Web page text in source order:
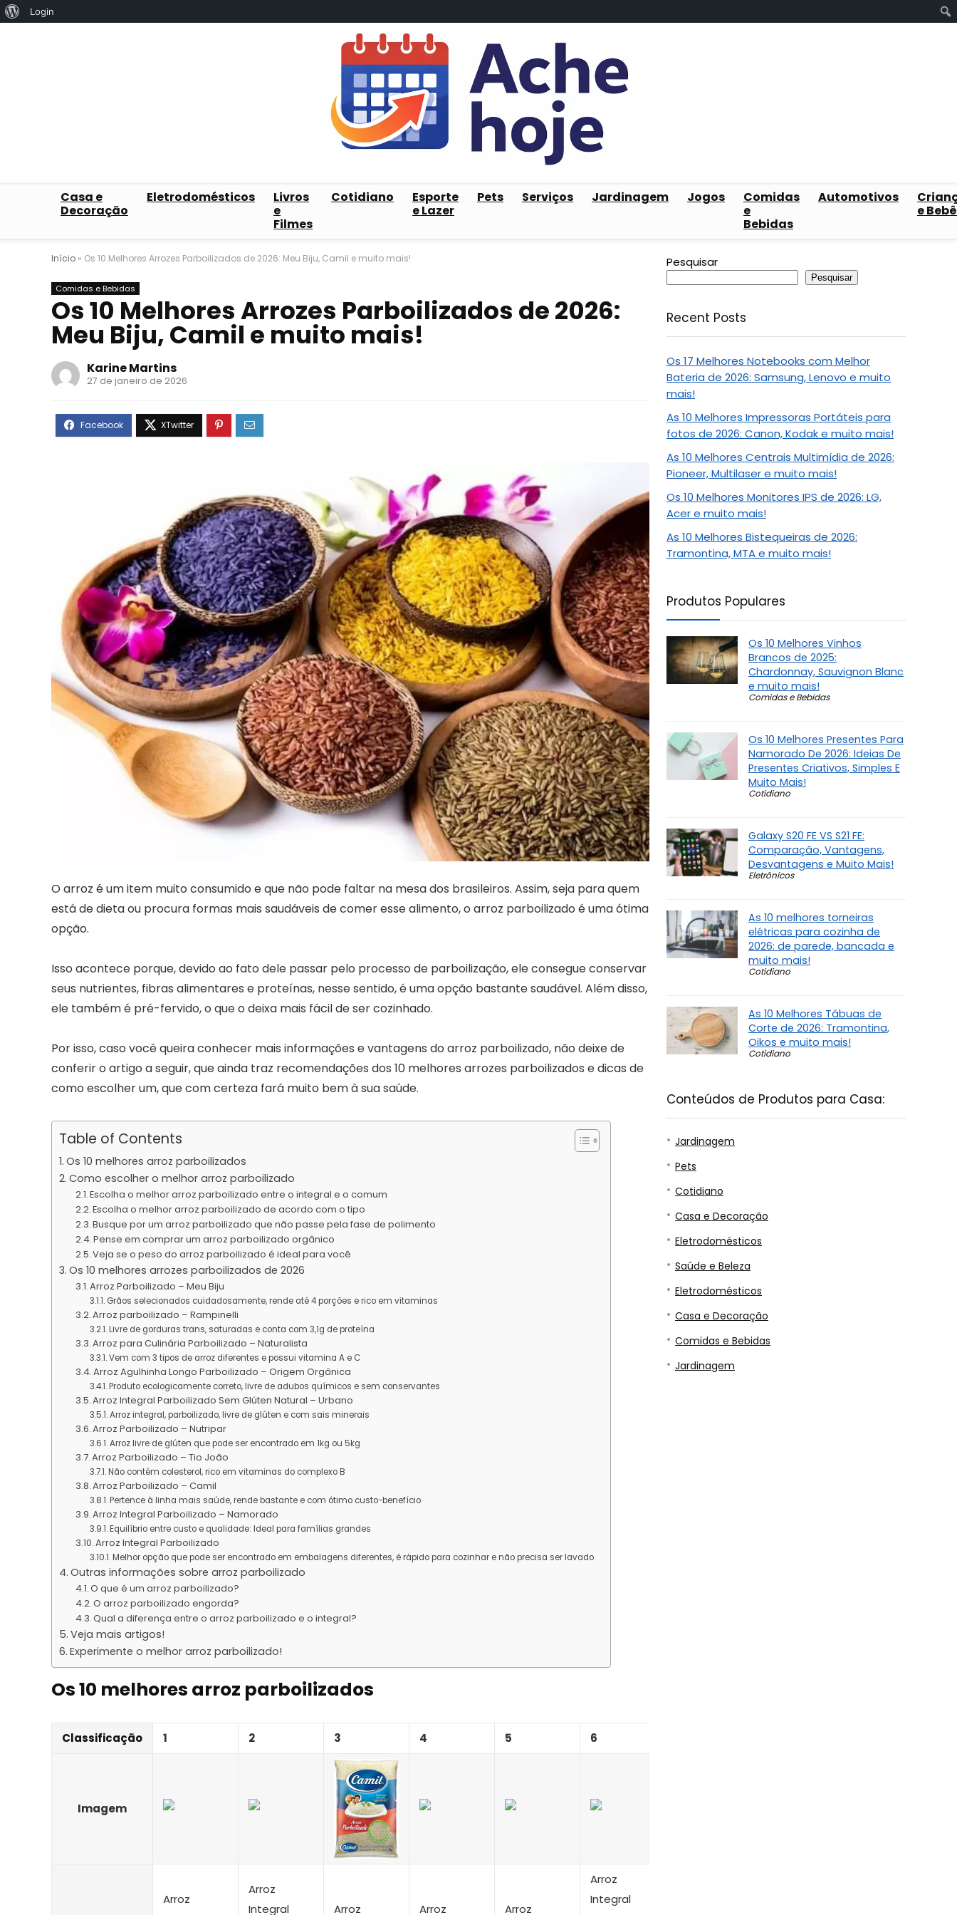
Sobre
Login
Casa e
Decoração
Eletrodomésticos
Livros
e
Filmes
Cotidiano
Esporte
e Lazer
Pets Serviços Jardinagem Jogos
Comidas
e
Bebidas
Automotivos
e
Início » Os 10 Melhores Arrozes Parboilizados de 2026: Meu Biju, Camil e muito mais!
Comidas e Bebidas
Os 10 Melhores Arrozes Parboilizados de 2026:
Meu Biju, Camil e muito mais!
Karine Martins
27 de janeiro de 2026
O arroz é um item muito consumido e que não pode faltar na mesa dos brasileiros. Assim, seja para quem
está de dieta ou procura formas mais saudáveis de comer esse alimento, o arroz parboilizado é uma ótima
opção.
Isso acontece porque, devido ao fato dele passar pelo processo de parboilização, ele consegue conservar
seus nutrientes, fibras alimentares e proteínas, nesse sentido, é uma opção bastante saudável. Além disso,
ele também é pré-fervido, o que o deixa mais fácil de ser cozinhado.
Por isso, caso você queira conhecer mais informações e vantagens do arroz parboilizado, não deixe de
conferir o artigo a seguir, que ainda traz recomendações dos 10 melhores arrozes parboilizados e dicas de
como escolher um, que com certeza fará muito bem à sua saúde.
Table of Contents
Os 10 melhores arroz parboilizados
Como escolher o melhor arroz parboilizado
Escolha o melhor arroz parboilizado entre o integral e o comum
Escolha o melhor arroz parboilizado de acordo com o tipo
Busque por um arroz parboilizado que não passe pela fase de polimento
Pense em comprar um arroz parboilizado orgânico
Veja se o peso do arroz parboilizado é ideal para você
Os 10 melhores arrozes parboilizados de 2026
Arroz Parboilizado – Meu Biju
Grãos selecionados cuidadosamente, rende até 4 porções e rico em vitaminas
Arroz parboilizado – Rampinelli
Livre de gorduras trans, saturadas e conta com 3,1g de proteína
Arroz para Culinária Parboilizado – Naturalista
Vem com 3 tipos de arroz diferentes e possui vitamina A e C
Arroz Agulhinha Longo Parboilizado – Origem Orgânica
Produto ecologicamente correto, livre de adubos químicos e sem conservantes
Arroz Integral Parboilizado Sem Glúten Natural – Urbano
Arroz integral, parboilizado, livre de glúten e com sais minerais
Arroz Parboilizado – Nutripar
Arroz livre de glúten que pode ser encontrado em 1kg ou 5kg
Arroz Parboilizado – Tio João
Não contém colesterol, rico em vitaminas do complexo B
Arroz Parboilizado – Camil
Pertence à linha mais saúde, rende bastante e com ótimo custo-benefício
Arroz Integral Parboilizado – Namorado
Equilíbrio entre custo e qualidade: Ideal para famílias grandes
Arroz Integral Parboilizado
Melhor opção que pode ser encontrado em embalagens diferentes, é rápido para cozinhar e não precisa ser lavado
Outras informações sobre arroz parboilizado
O que é um arroz parboilizado?
O arroz parboilizado engorda?
Qual a diferença entre o arroz parboilizado e o integral?
Veja mais artigos!
Experimente o melhor arroz parboilizado!
Os 10 melhores arroz parboilizados
Classificação 1 2 3 4 5 6
Imagem
Arroz
Arroz
Integral
Arroz
Arroz
Arroz
Arroz
Integral
Pesquisar
Pesquisar
Recent Posts
Os 17 Melhores Notebooks com Melhor
Bateria de 2026: Samsung, Lenovo e muito
mais!
As 10 Melhores Impressoras Portáteis para
fotos de 2026: Canon, Kodak e muito mais!
As 10 Melhores Centrais Multimídia de 2026:
Pioneer, Multilaser e muito mais!
Os 10 Melhores Monitores IPS de 2026: LG,
Acer e muito mais!
As 10 Melhores Bistequeiras de 2026:
Tramontina, MTA e muito mais!
Produtos Populares
Os 10 Melhores Vinhos
Brancos de 2025:
Chardonnay, Sauvignon Blanc
e muito mais!
Comidas e Bebidas
Os 10 Melhores Presentes Para
Namorado De 2026: Ideias De
Presentes Criativos, Simples E
Muito Mais!
Cotidiano
Galaxy S20 FE VS S21 FE:
Comparação, Vantagens,
Desvantagens e Muito Mais!
Eletrônicos
As 10 melhores torneiras
elétricas para cozinha de
2026: de parede, bancada e
muito mais!
Cotidiano
As 10 Melhores Tábuas de
Corte de 2026: Tramontina,
Oikos e muito mais!
Cotidiano
Conteúdos de Produtos para Casa:
Jardinagem
Pets
Cotidiano
Casa e Decoração
Eletrodomésticos
Saúde e Beleza
Eletrodomésticos
Casa e Decoração
Comidas e Bebidas
Jardinagem